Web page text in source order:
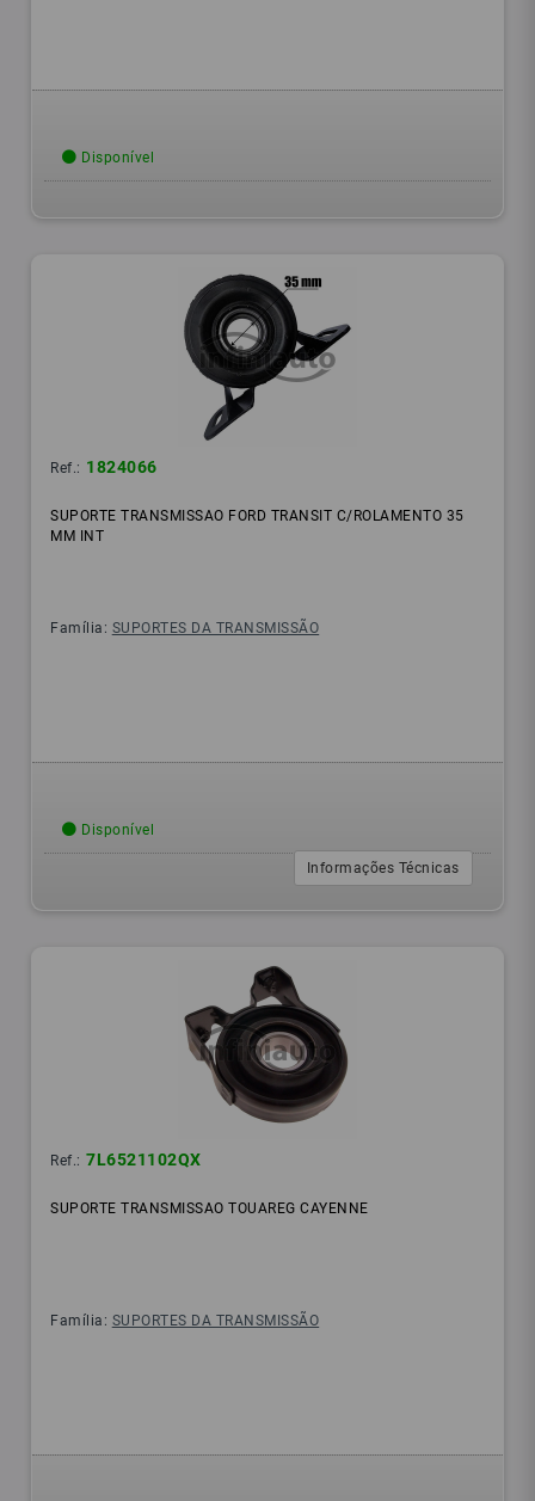
Disponível
Ref.: 1824066
SUPORTE TRANSMISSAO FORD TRANSIT C/ROLAMENTO 35
MM INT
Família: SUPORTES DA TRANSMISSÃO
Disponível
Informações Técnicas
Ref.: 7L6521102QX
SUPORTE TRANSMISSAO TOUAREG CAYENNE
Família: SUPORTES DA TRANSMISSÃO